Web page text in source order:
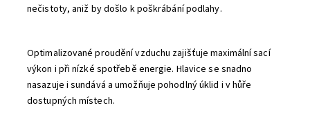
nečistoty, aniž by došlo k poškrábání podlahy.
Optimalizované proudění vzduchu zajišťuje maximální sací
výkon i při nízké spotřebě energie. Hlavice se snadno
nasazuje i sundává a umožňuje pohodlný úklid i v hůře
dostupných místech.